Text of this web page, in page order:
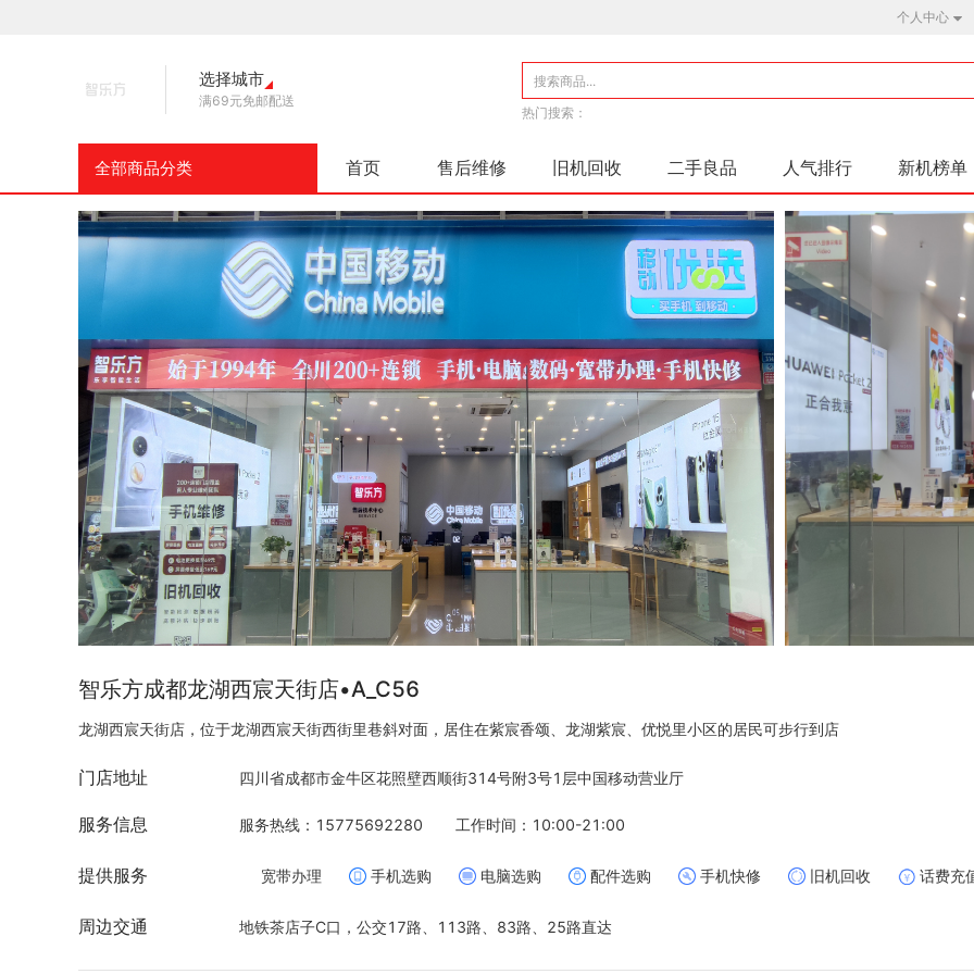
个人中心
选择城市
满69元免邮配送
热门搜索：
全部商品分类 首页 售后维修 旧机回收 二手良品 人气排行 新机榜单
智乐方成都龙湖西宸天街店•A_C56
龙湖西宸天街店，位于龙湖西宸天街西街里巷斜对面，居住在紫宸香颂、龙湖紫宸、优悦里小区的居民可步行到店
门店地址 四川省成都市金牛区花照壁西顺街314号附3号1层中国移动营业厅
服务信息 服务热线：15775692280 工作时间：10:00-21:00
提供服务 宽带办理 手机选购 电脑选购 配件选购 手机快修 旧机回收 话费充
周边交通 地铁茶店子C口，公交17路、113路、83路、25路直达